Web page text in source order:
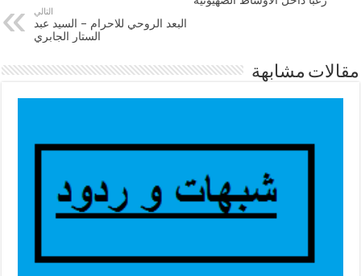
التالي
البعد الروحي للاحرام – السيد عبد
الستار الجابري
مقالات مشابهة